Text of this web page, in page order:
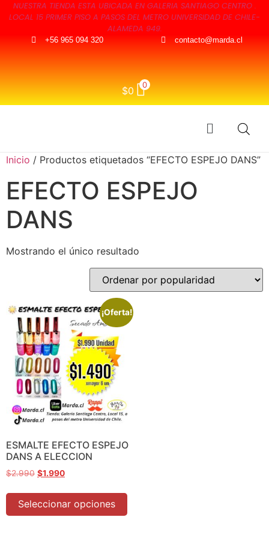
NUESTRA TIENDA ESTA UBICADA EN GALERIA SANTIAGO CENTRO .
LOCAL 15 PRIMER PISO A PASOS DEL METRO UNIVERSIDAD DE CHILE-
ALAMEDA 949.
+56 965 094 320 contacto@marda.cl
$0 0
Inicio / Productos etiquetados “EFECTO ESPEJO DANS”
EFECTO ESPEJO
DANS
Mostrando el único resultado
¡Oferta!
ESMALTE EFECTO ESPEJO
DANS A ELECCION
$2.990 $1.990
Seleccionar opciones